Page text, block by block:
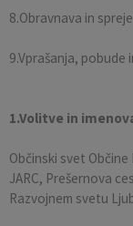
8.Obravnava in
9.Vprašanja, pobude
1.Volitve in
Občinski svet Občine
JARC, Prešernova
Razvojnem svetu